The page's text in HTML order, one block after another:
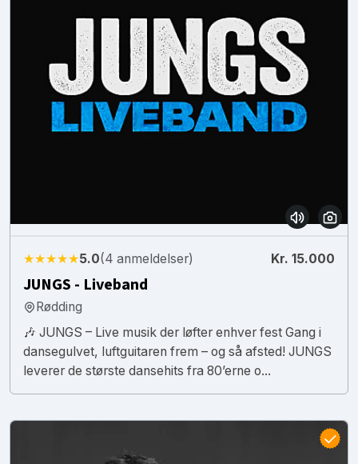
★★★★★5.0(4 anmeldelser) Kr. 15.000
JUNGS - Liveband
Rødding
🎶 JUNGS – Live musik der løfter enhver fest Gang i
dansegulvet, luftguitaren frem – og så afsted! JUNGS
leverer de største dansehits fra 80’erne o...